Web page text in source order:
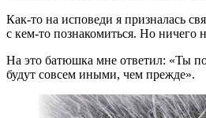
Как-то на исповеди я призналась
с кем-то познакомиться. Но ничего
На это батюшка мне ответил: «Ты
будут совсем иными, чем прежде».